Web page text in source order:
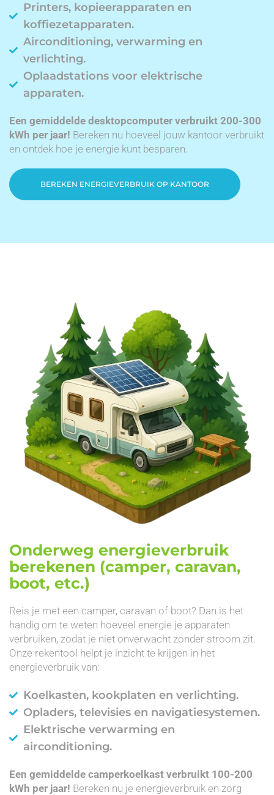
Printers, kopieerapparaten en
koffiezetapparaten.
Airconditioning, verwarming en
verlichting.
Oplaadstations voor elektrische
apparaten.
Een gemiddelde desktopcomputer verbruikt 200-300
kWh per jaar! Bereken nu hoeveel jouw kantoor verbruikt
en ontdek hoe je energie kunt besparen.
BEREKEN ENERGIEVERBRUIK OP KANTOOR
Onderweg energieverbruik
berekenen (camper, caravan,
boot, etc.)
Reis je met een camper, caravan of boot? Dan is het
handig om te weten hoeveel energie je apparaten
verbruiken, zodat je niet onverwacht zonder stroom zit.
Onze rekentool helpt je inzicht te krijgen in het
energieverbruik van:
Koelkasten, kookplaten en verlichting.
Opladers, televisies en navigatiesystemen.
Elektrische verwarming en
airconditioning.
Een gemiddelde camperkoelkast verbruikt 100-200
kWh per jaar! Bereken nu je energieverbruik en zorg